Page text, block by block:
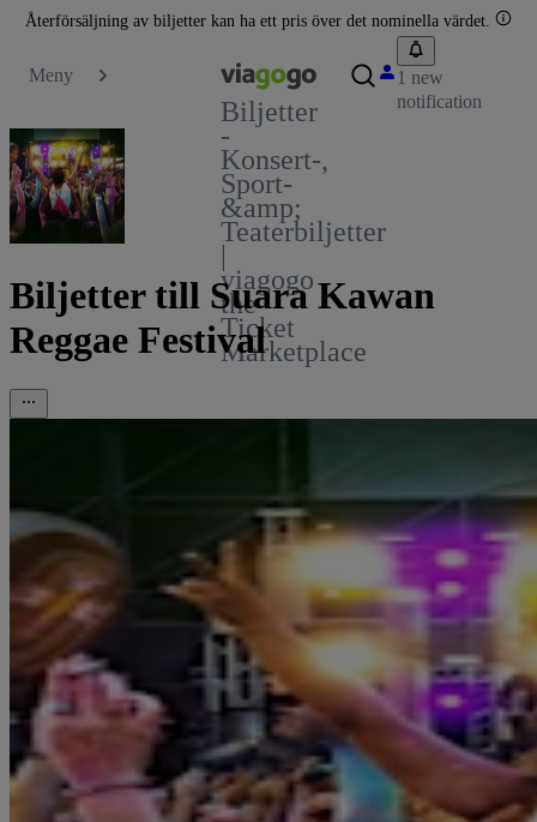
Återförsäljning av biljetter kan ha ett pris över det nominella värdet.
Meny
Biljetter
-
Konsert-,
Sport-
&amp;
Teaterbiljetter
|
viagogo
the
Ticket
Marketplace
1 new
notification
Biljetter till Suara Kawan
Reggae Festival